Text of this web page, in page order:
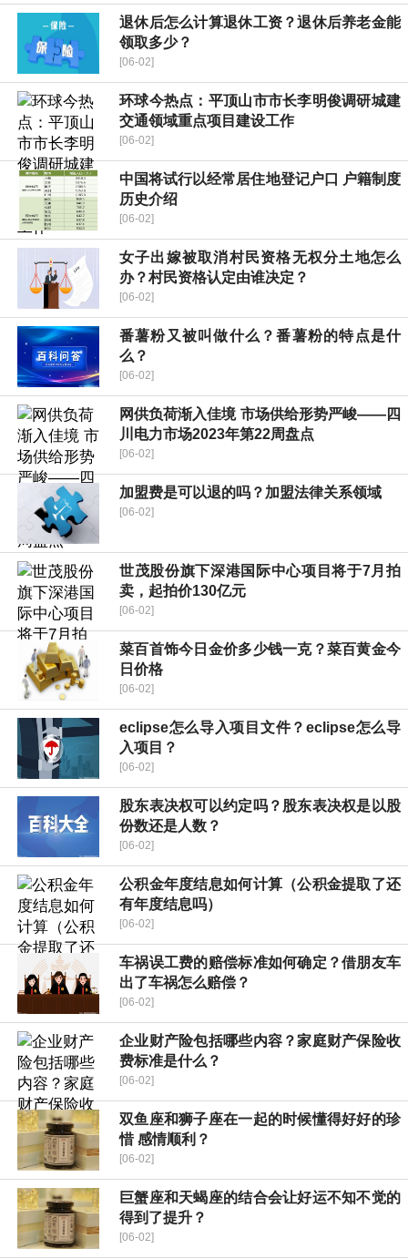
退休后怎么计算退休工资？退休后养老金能
领取多少？
[06-02]
环球今热点：平顶山市市长李明俊调研城建
交通领域重点项目建设工作
[06-02]
中国将试行以经常居住地登记户口 户籍制度
历史介绍
[06-02]
女子出嫁被取消村民资格无权分土地怎么
办？村民资格认定由谁决定？
[06-02]
番薯粉又被叫做什么？番薯粉的特点是什
么？
[06-02]
网供负荷渐入佳境 市场供给形势严峻——四
川电力市场2023年第22周盘点
[06-02]
加盟费是可以退的吗？加盟法律关系领域
[06-02]
世茂股份旗下深港国际中心项目将于7月拍
卖，起拍价130亿元
[06-02]
菜百首饰今日金价多少钱一克？菜百黄金今
日价格
[06-02]
eclipse怎么导入项目文件？eclipse怎么导
入项目？
[06-02]
股东表决权可以约定吗？股东表决权是以股
份数还是人数？
[06-02]
公积金年度结息如何计算（公积金提取了还
有年度结息吗）
[06-02]
车祸误工费的赔偿标准如何确定？借朋友车
出了车祸怎么赔偿？
[06-02]
企业财产险包括哪些内容？家庭财产保险收
费标准是什么？
[06-02]
双鱼座和狮子座在一起的时候懂得好好的珍
惜 感情顺利？
[06-02]
巨蟹座和天蝎座的结合会让好运不知不觉的
得到了提升？
[06-02]